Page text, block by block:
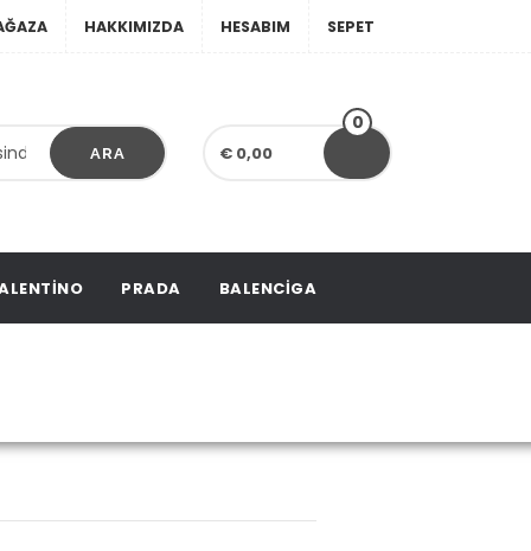
HAKKIMIZDA HESABIM SEPET
ARA € 0,00
0
PRADA BALENCIGA